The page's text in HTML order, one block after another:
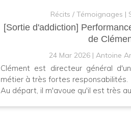
Récits / Témoignages
[Sortie d'addiction]
de
24 Mar 2026 Antoine
Clément est directeur général
métier à très fortes responsabilités.
Au départ, il m'avoue qu'il est très